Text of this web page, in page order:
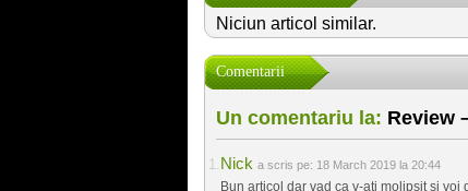
Niciun articol similar.
Comentarii
Un comentariu la: Review
Nick a scris pe: 18 March 2019 la 20:44
Bun articol dar vad ca v-ati molipsit si